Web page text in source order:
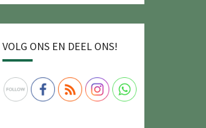
VOLG ONS EN DEEL ONS!